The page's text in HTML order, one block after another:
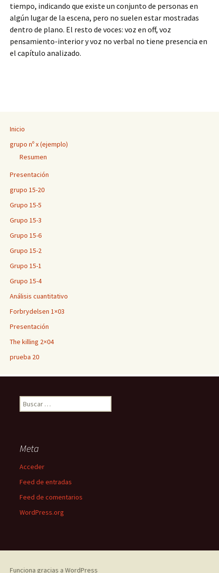
tiempo, indicando que existe un conjunto de personas en
algún lugar de la escena, pero no suelen estar mostradas
dentro de plano. El resto de voces: voz en off, voz
pensamiento-interior y voz no verbal no tiene presencia en
el capítulo analizado.
Inicio
grupo nº x (ejemplo)
Resumen
Presentación
grupo 15-20
Grupo 15-5
Grupo 15-3
Grupo 15-6
Grupo 15-2
Grupo 15-1
Grupo 15-4
Análisis cuantitativo
Forbrydelsen 1×03
Presentación
The killing 2×04
prueba 20
Buscar:
Meta
Acceder
Feed de entradas
Feed de comentarios
WordPress.org
Funciona gracias a WordPress